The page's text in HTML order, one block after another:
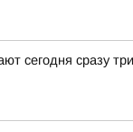
сегодня сразу